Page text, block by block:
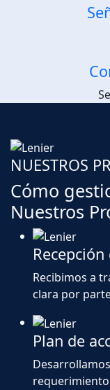
NUESTROS
Cómo
Nuestros
Recibimos a
clara por
Plan de